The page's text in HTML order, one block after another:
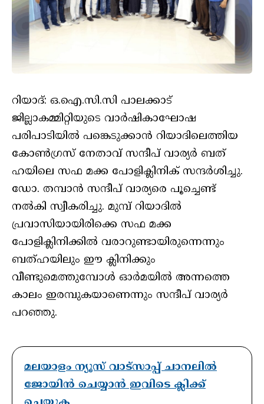
റിയാദ്​: ഒ.ഐ.സി.സി പാലക്കാട്​
ജില്ലാകമ്മിറ്റിയുടെ വാർഷികാഘോഷ
പരിപാടിയിൽ പ​ങ്കെടുക്കാൻ റിയാദിലെത്തിയ
കോൺഗ്രസ്​ നേതാവ്​ സന്ദീപ്​ വാര്യർ ബത്​
ഹയിലെ സഫ മക്ക പോളിക്ലിനിക്​ സന്ദർശിച്ചു.
ഡോ. തമ്പാൻ സന്ദീപ്​ വാര്യരെ​ പൂച്ചെണ്ട്​
നൽകി സ്വീകരിച്ചു. മുമ്പ്​ റിയാദിൽ
പ്രവാസിയായിരിക്കെ സഫ മക്ക
പോളിക്ലിനിക്കിൽ വരാറുണ്ടായിരുന്നെന്നും
ബത്​ഹയിലും ഈ ക്ലിനിക്കും
വീണ്ടുമെത്തുമ്പോൾ ഓർമയിൽ അന്നത്തെ
കാലം ഇരമ്പുകയാണെന്നും സന്ദീപ്​ വാര്യർ
പറഞ്ഞു.
മലയാളം ന്യൂസ് വാട്സാപ്പ് ചാനലിൽ
ജോയിൻ ചെയ്യാൻ ഇവിടെ ക്ലിക്ക്